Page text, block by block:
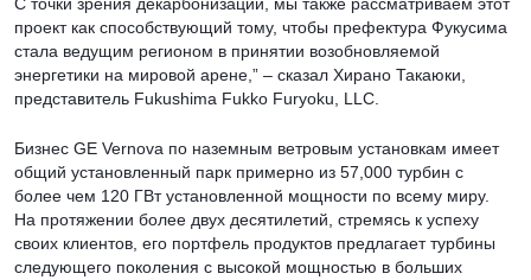
проект как способствующий тому, чтобы префектура Фукусима
стала ведущим регионом в принятии возобновляемой
энергетики на мировой арене,” – сказал Хирано Такаюки,
представитель Fukushima Fukko Furyoku, LLC.
Бизнес GE Vernova по наземным ветровым установкам имеет
общий установленный парк примерно из 57,000 турбин с
более чем 120 ГВт установленной мощности по всему миру.
На протяжении более двух десятилетий, стремясь к успеху
своих клиентов, его портфель продуктов предлагает турбины
следующего поколения с высокой мощностью в больших